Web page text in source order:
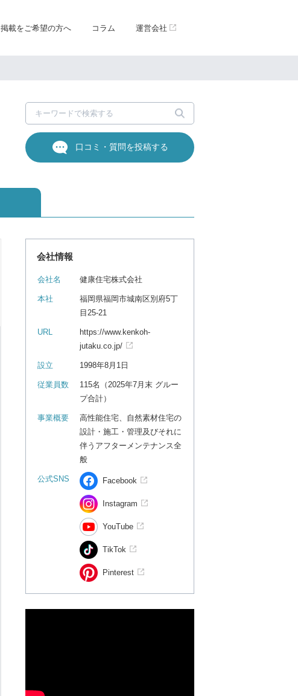
掲載をご希望の方へ コラム 運営会社
口コミ・質問を投稿する
会社情報
会社名 健康住宅株式会社
本社
福岡県福岡市城南区別府5丁
目25-21
URL
https://www.kenkoh-
jutaku.co.jp/
設立 1998年8月1日
従業員数
115名（2025年7月末 グルー
プ合計）
事業概要
高性能住宅、自然素材住宅の
設計・施工・管理及びそれに
伴うアフターメンテナンス全
般
公式SNS Facebook
Instagram
YouTube
TikTok
Pinterest